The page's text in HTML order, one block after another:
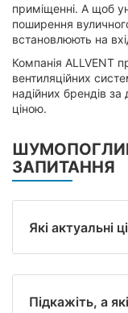
приміщенні. А щоб
поширення
встановлюють на
Компанія ALLVENT
вентиляційних
надійних брендів за
ціною.
ЗАПИТАННЯ
Які актуальні
Підкажіть, а